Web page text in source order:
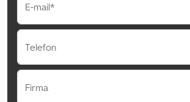
E-mail*
Telefon
Firma